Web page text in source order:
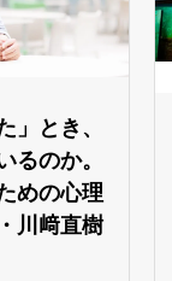
」とき、
るのか。
めの心理
川﨑直樹